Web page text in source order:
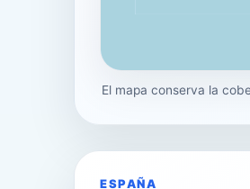
El mapa conserva la
ESPAÑA